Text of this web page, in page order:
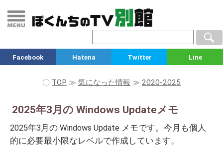
Facebook Hatena Twitter Line
〇 TOP ≫ 気になった情報 ≫ 2020-2025
2025年3月の Windows Updateメモ
2025年3月の Windows Update メモです。今月も個人
的に必要最小限なレベルで作成しています。